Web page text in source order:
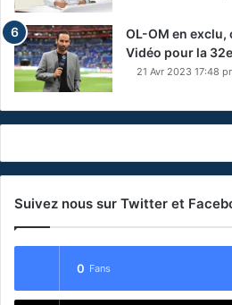
OL-OM en
Vidéo pour la
21 Avr 2023 17:48
Suivez nous sur Twitter et
0 Fans